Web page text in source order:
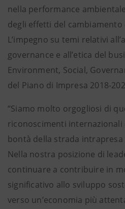
nella performance
degli effetti del cambiamento
L’impegno su temi relativi
governance e all’etica del
Environment, Social,
del Piano di Impresa 2018-
“Siamo molto orgogliosi di
riconoscimenti internazionali
bontà della strada
Nella nostra posizione di
continuare a contribuire in
significativo allo sviluppo
verso un’economia più